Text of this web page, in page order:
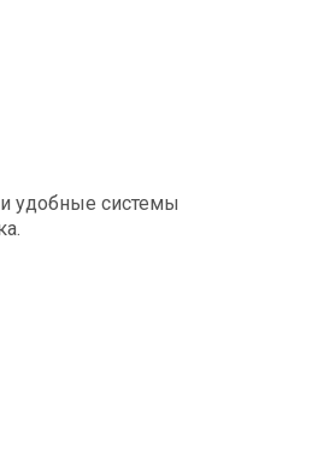
удобные системы